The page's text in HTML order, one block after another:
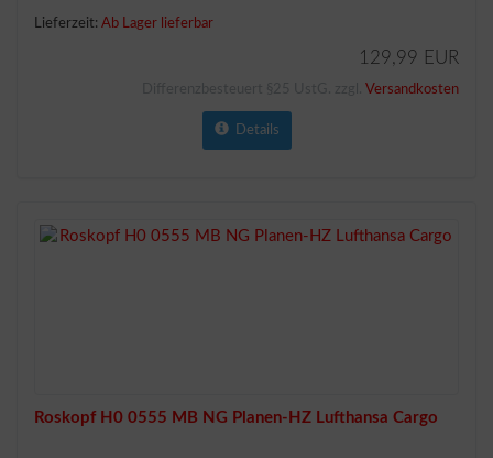
Lieferzeit: Ab Lager lieferbar
129,99 EUR
Versandkosten
Details
Roskopf H0 0555 MB NG Planen-HZ Lufthansa Cargo